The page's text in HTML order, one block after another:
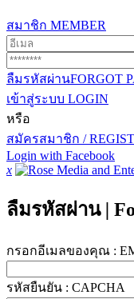
สมาชิก MEMBER
ลืมรหัสผ่านFORGOT
เข้าสู่ระบบ LOGIN
หรือ
สมัครสมาชิก /
Login with Facebook
x
ลืมรหัสผ่าน |
กรอกอีเมลของคุณ :
รหัสยืนยัน : CAPCHA